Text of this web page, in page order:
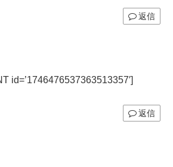
返信
id=’1746476537363513357′]
返信